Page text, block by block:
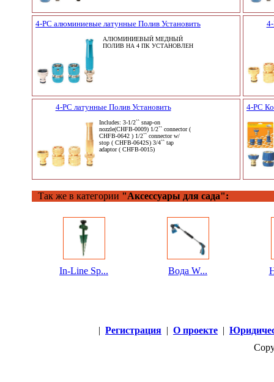
4-PC алюминиевые латунные Полив Установить
АЛЮМИНИЕВЫЙ МЕДНЫЙ
ПОЛИВ НА 4 ПК УСТАНОВЛЕН
4-PC латунные Полив Установить
Includes: 3-1/2`` snap-on
nozzle(CHFB-0009) 1/2`` connector (
CHFB-0642 ) 1/2`` connector w/
stop ( CHFB-0642S) 3/4`` tap
adaptor ( CHFB-0015)
4-PC
Так же в категории "Аксессуары для сада":
In-Line Sp... Вода W...
| Регистрация | О проекте |